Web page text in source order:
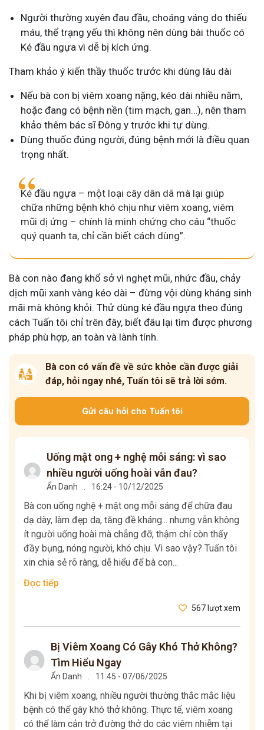
Người thường xuyên đau đầu, choáng váng do thiếu
máu, thể trạng yếu thì không nên dùng bài thuốc có
Ké đầu ngựa vì dễ bị kích ứng.
Tham khảo ý kiến thầy thuốc trước khi dùng lâu dài
Nếu bà con bị viêm xoang nặng, kéo dài nhiều năm,
hoặc đang có bệnh nền (tim mạch, gan…), nên tham
khảo thêm bác sĩ Đông y trước khi tự dùng.
Dùng thuốc đúng người, đúng bệnh mới là điều quan
trọng nhất.
Ké đầu ngựa – một loại cây dân dã mà lại giúp
chữa những bệnh khó chịu như viêm xoang, viêm
mũi dị ứng – chính là minh chứng cho câu “thuốc
quý quanh ta, chỉ cần biết cách dùng”.
Bà con nào đang khổ sở vì nghẹt mũi, nhức đầu, chảy
dịch mũi xanh vàng kéo dài – đừng vội dùng kháng sinh
mãi mà không khỏi. Thử dùng ké đầu ngựa theo đúng
cách Tuấn tôi chỉ trên đây, biết đâu lại tìm được phương
pháp phù hợp, an toàn và lành tính.
Bà con có vấn đề về sức khỏe cần được giải
đáp, hỏi ngay nhé, Tuấn tôi sẽ trả lời sớm.
Gửi câu hỏi cho Tuấn tôi
Uống mật ong + nghệ mỗi sáng: vì sao
nhiều người uống hoài vẫn đau?
Ẩn Danh 16:24 - 10/12/2025
Bà con uống nghệ + mật ong mỗi sáng để chữa đau
dạ dày, làm đẹp da, tăng đề kháng... nhưng vẫn không
ít người uống hoài mà chẳng đỡ, thậm chí còn thấy
đầy bụng, nóng người, khó chịu. Vì sao vậy? Tuấn tôi
xin chia sẻ rõ ràng, dễ hiểu để bà con...
Đọc tiếp
567 lượt xem
Bị Viêm Xoang Có Gây Khó Thở Không?
Tìm Hiểu Ngay
Ẩn Danh 11:45 - 07/06/2025
Khi bị viêm xoang, nhiều người thường thắc mắc liệu
bệnh có thể gây khó thở không. Thực tế, viêm xoang
có thể làm cản trở đường thở do các viêm nhiễm tại